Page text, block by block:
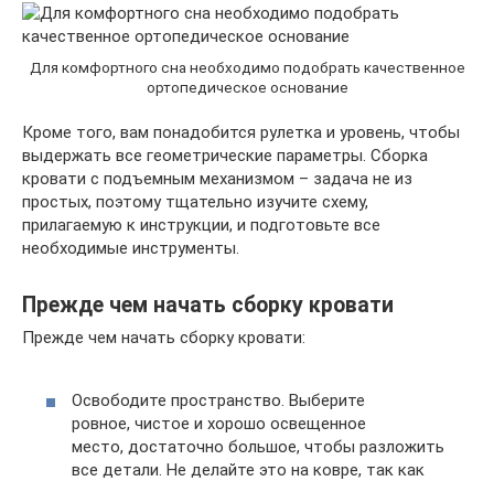
Для комфортного сна необходимо подобрать качественное
ортопедическое основание
Кроме того, вам понадобится рулетка и уровень, чтобы
выдержать все геометрические параметры. Сборка
кровати с подъемным механизмом – задача не из
простых, поэтому тщательно изучите схему,
прилагаемую к инструкции, и подготовьте все
необходимые инструменты.
Прежде чем начать сборку кровати
Прежде чем начать сборку кровати:
Освободите пространство. Выберите
ровное, чистое и хорошо освещенное
место, достаточно большое, чтобы разложить
все детали. Не делайте это на ковре, так как